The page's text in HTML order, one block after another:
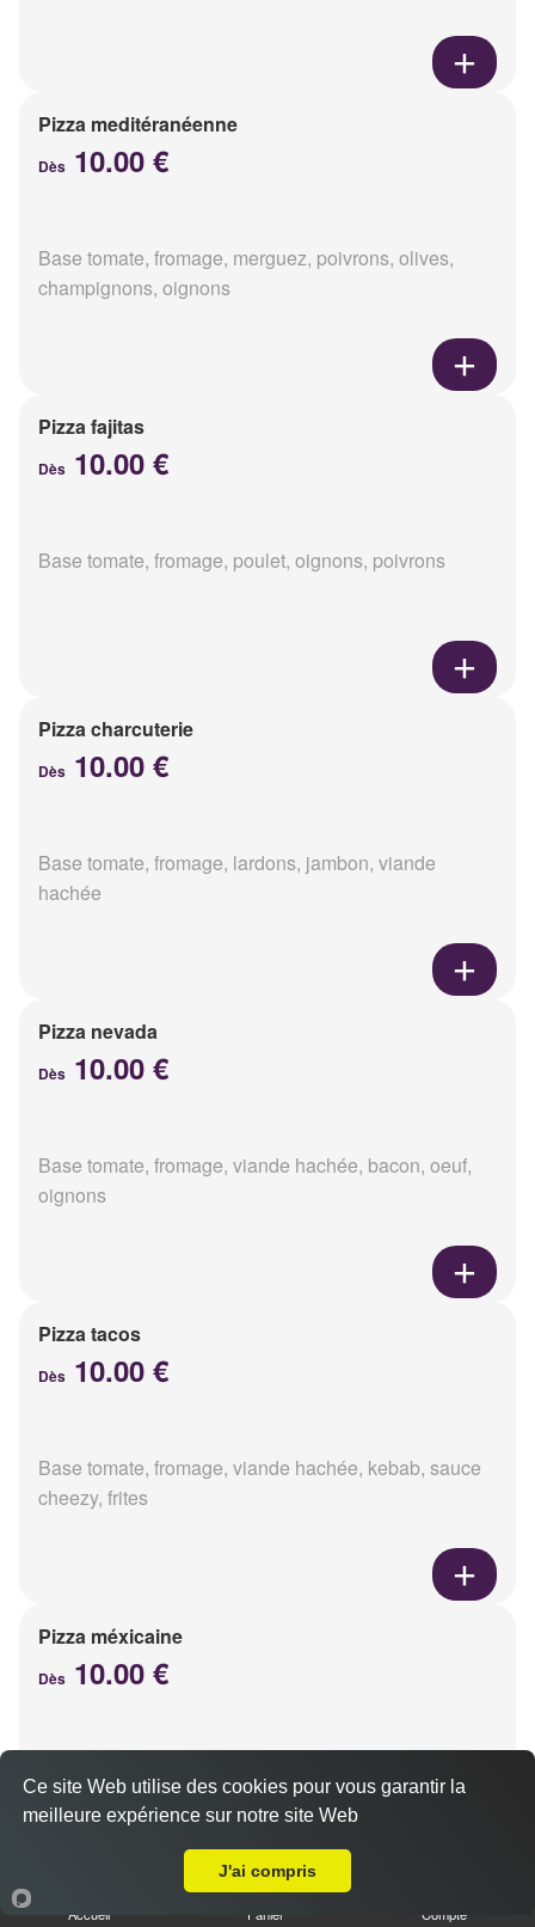
Pizza meditéranéenne
Dès 10.00 €
Base tomate, fromage, merguez, poivrons, olives,
champignons, oignons
Pizza fajitas
Dès 10.00 €
Base tomate, fromage, poulet, oignons, poivrons
Pizza charcuterie
Dès 10.00 €
Base tomate, fromage, lardons, jambon, viande
hachée
Pizza nevada
Dès 10.00 €
Base tomate, fromage, viande hachée, bacon, oeuf,
oignons
Pizza tacos
Dès 10.00 €
Base tomate, fromage, viande hachée, kebab, sauce
cheezy, frites
Pizza méxicaine
Dès 10.00 €
chorizo, poivrons
Accueil Panier Compte
Ce site Web utilise des cookies pour vous garantir la
meilleure expérience sur notre site Web
J'ai compris